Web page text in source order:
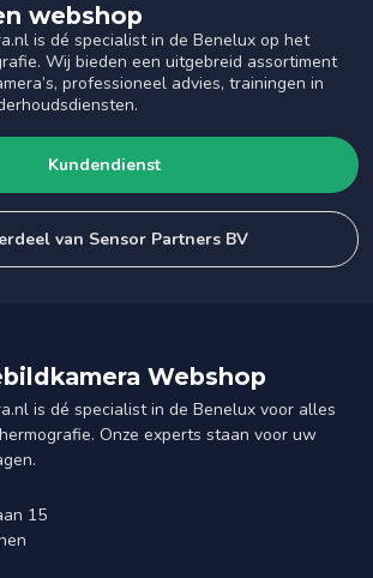
webshop
is dé specialist in de Benelux op het
Wij bieden een uitgebreid assortiment
professioneel advies, trainingen in
Kundendienst
van Sensor Partners BV
Webshop
is dé specialist in de Benelux voor alles
Onze experts staan voor uw
15